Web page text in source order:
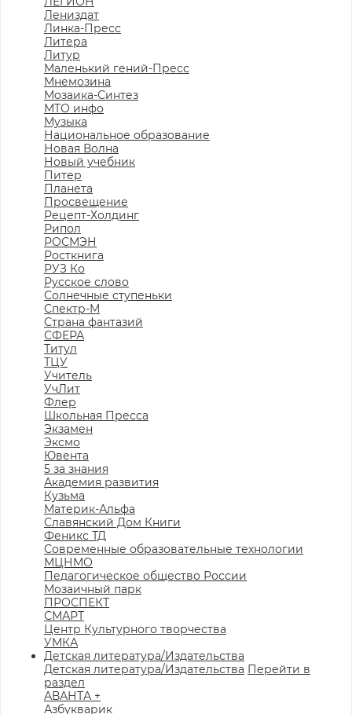
Лениздат
Линка-Пресс
Литера
Литур
Маленький гений-Пресс
Мнемозина
Мозаика-Синтез
МТО инфо
Музыка
Национальное образование
Новая Волна
Новый учебник
Питер
Планета
Просвещение
Рецепт-Холдинг
Рипол
РОСМЭН
Росткнига
РУЗ Ко
Русское слово
Солнечные ступеньки
Спектр-М
Страна фантазий
СФЕРА
Титул
ТЦУ
Учитель
УчЛит
Флер
Школьная Пресса
Экзамен
Эксмо
Ювента
5 за знания
Академия развития
Кузьма
Материк-Альфа
Славянский Дом Книги
Феникс ТД
Современные образовательные технологии
МЦНМО
Педагогическое общество России
Мозаичный парк
ПРОСПЕКТ
СМАРТ
Центр Культурного творчества
УМКА
Детская литература/Издательства
Детская литература/Издательства Перейти в
раздел
АВАНТА +
Азбукварик